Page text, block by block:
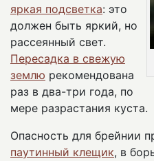
яркая подсветка: это
должен быть яркий, но
рассеянный свет.
Пересадка в свежую
землю рекомендована
раз в два-три года, по
мере разрастания куста.
Опасность для брейнии
паутинный клещик, в